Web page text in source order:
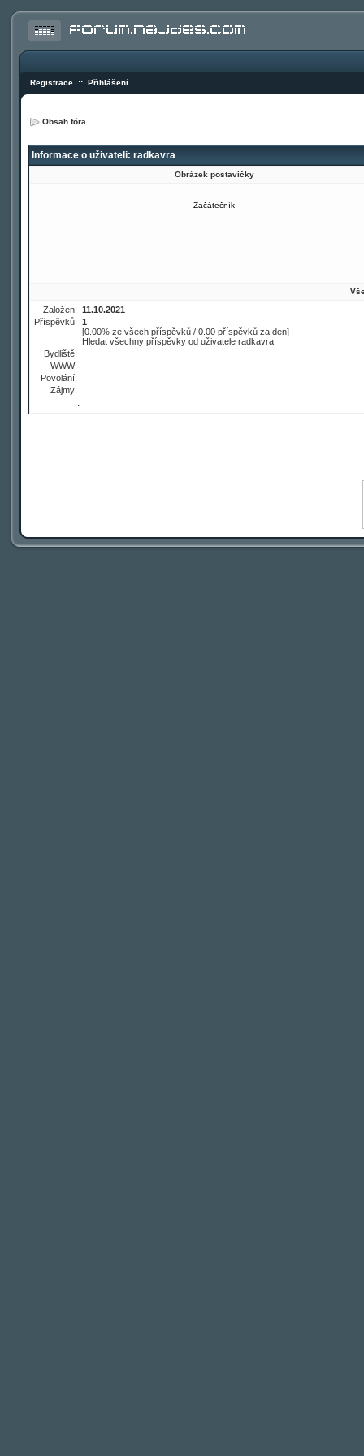
Registrace :: Přihlášení
Obsah fóra
Informace o uživateli: radkavra
Obrázek postavičky
Začátečník
Založen: 11.10.2021
Příspěvků: 1
[0.00% ze všech příspěvků / 0.00 příspěvků za den]
Hledat všechny příspěvky od uživatele radkavra
Bydliště:
WWW:
Povolání:
Zájmy:
: